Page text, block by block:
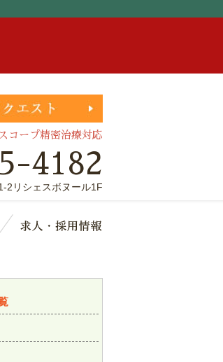
コープ精密治療対応
4182
2リシェスボヌール1F
診療時間・地図